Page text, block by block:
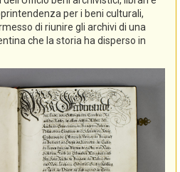
per i beni culturali,
di riunire gli archivi di una
che la storia ha disperso in